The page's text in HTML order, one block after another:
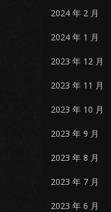
2024 年 2 月
2024 年 1 月
2023 年 12 月
2023 年 11 月
2023 年 10 月
2023 年 9 月
2023 年 8 月
2023 年 7 月
2023 年 6 月